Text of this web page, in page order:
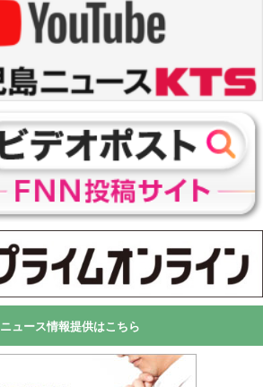
ニュース情報提供はこちら